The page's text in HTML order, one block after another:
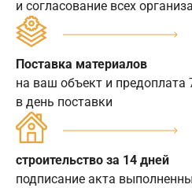
и согласование всех
Поставка материалов
на ваш объект и предоплата
в день поставки
строительство за 14 дней
подписание акта